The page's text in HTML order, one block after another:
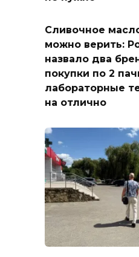
Сливочное
можно верить:
назвало два
покупки по 2
лабораторные
на отлично